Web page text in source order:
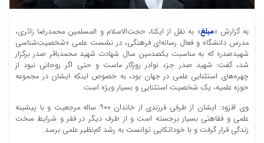
به گزارش «مبلغ» به نقل از ایکنا، حجت‌الاسلام و المسلمین محمدرضا زائری،
مدرس دانشگاه و فعال رسانه‌ای فرهنگی، در نشست علمی «شخصیت‌شناسی
شهیدصدر» که به مناسبت یکصدمین سال شهادت شهید محمدباقر صدر برگزار
شد، گفت: شهید صدر جزء نوادر روزگار ماست و حتی اگر روحانی نبود از
چهره‌های استثنایی علمی در جهان بود، به خصوص اینکه ایشان در مجموعه
حوزه علمیه، یک شخصیت استثنایی و بسیار ویژه است.
وی افزود: ایشان از طرفی فرزندی از خاندان ۹۰۰ ساله مرجعیت و با پیشینه
علمی و فقاهتی بسیار برجسته است و از طرف دیگر در فقر و شرایط سخت
زندگی قرار گرفت و با خوداتکایی توانست به رشد کم‌نظیر علمی برسد.